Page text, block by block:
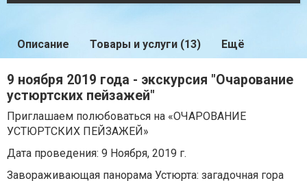
Описание Товары и услуги (13) Ещё
9 ноября 2019 года - экскурсия "Очарование
устюртских пейзажей"
Приглашаем полюбоваться на «ОЧАРОВАНИЕ
УСТЮРТСКИХ ПЕЙЗАЖЕЙ»
Дата проведения: 9 Ноября, 2019 г.
Завораживающая панорама Устюрта: загадочная гора